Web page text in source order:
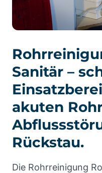
Sanitär –
akuten
Rückstau.
Die Rohrreinigung